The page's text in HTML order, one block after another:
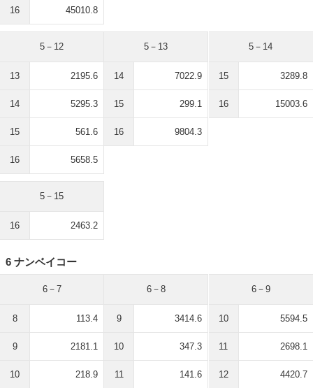
16 45010.8
5－12
13 2195.6
14 5295.3
15 561.6
16 5658.5
5－13
14 7022.9
15 299.1
16 9804.3
5－14
15 3289.8
16 15003.6
5－15
16 2463.2
6 ナンベイコー
6－7
8 113.4
9 2181.1
10 218.9
6－8
9 3414.6
10 347.3
11 141.6
6－9
10 5594.5
11 2698.1
12 4420.7